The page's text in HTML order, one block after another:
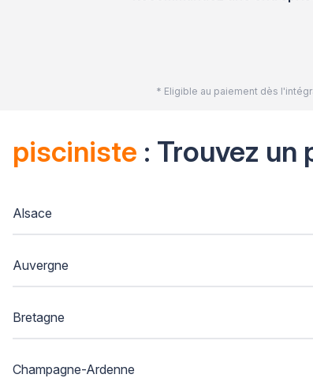
* Eligible au paiement dès
pisciniste : Trouvez un
Alsace
Auvergne
Bretagne
Champagne-Ardenne